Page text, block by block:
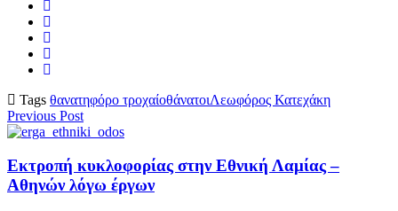
Tags θανατηφόρο τροχαίοθάνατοιΛεωφόρος Κατεχάκη
Previous Post
Εκτροπή κυκλοφορίας στην Εθνική Λαμίας –
Αθηνών λόγω έργων